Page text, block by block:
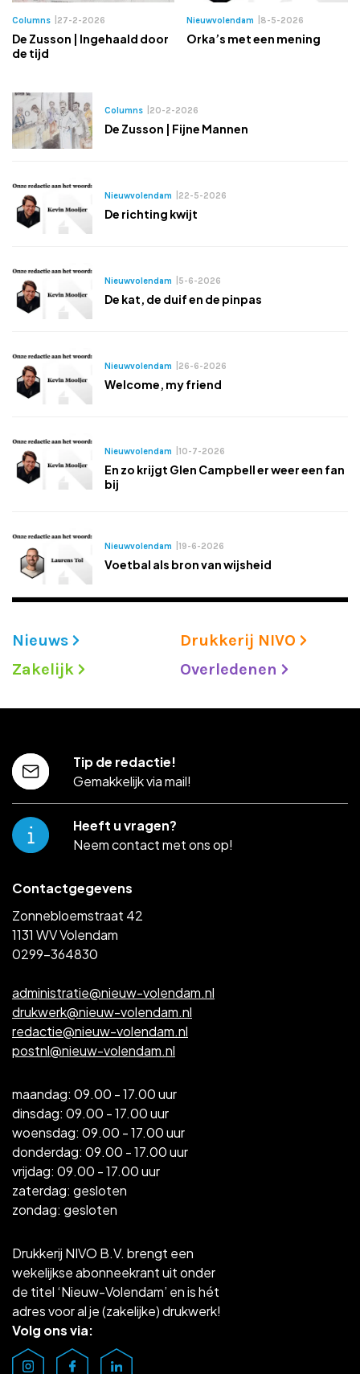
Columns 27-2-2026
De Zusson | Ingehaald door
de tijd
Nieuwvolendam 8-5-2026
Orka’s met een mening
Columns 20-2-2026
De Zusson | Fijne Mannen
Nieuwvolendam 22-5-2026
De richting kwijt
Nieuwvolendam 5-6-2026
De kat, de duif en de pinpas
Nieuwvolendam 26-6-2026
Welcome, my friend
Nieuwvolendam 10-7-2026
En zo krijgt Glen Campbell er weer een fan
bij
Nieuwvolendam 19-6-2026
Voetbal als bron van wijsheid
Nieuws
Drukkerij NIVO
Zakelijk
Overledenen
Drukkerij NIVO B.V. brengt een
wekelijkse abonneekrant uit onder
de titel ‘Nieuw-Volendam’ en is hét
adres voor al je (zakelijke) drukwerk!
Volg ons via:
Contactgegevens
Zonnebloemstraat 42
1131 WV Volendam
0299-364830
administratie@nieuw-volendam.nl
drukwerk@nieuw-volendam.nl
redactie@nieuw-volendam.nl
postnl@nieuw-volendam.nl
maandag: 09.00 - 17.00 uur
dinsdag: 09.00 - 17.00 uur
woensdag: 09.00 - 17.00 uur
donderdag: 09.00 - 17.00 uur
vrijdag: 09.00 - 17.00 uur
zaterdag: gesloten
zondag: gesloten
Tip de redactie!
Gemakkelijk via mail!
Heeft u vragen?
Neem contact met ons op!